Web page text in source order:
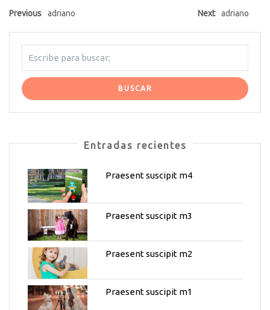
Previous adriano Next adriano
Entradas recientes
Praesent suscipit m4
Praesent suscipit m3
Praesent suscipit m2
Praesent suscipit m1